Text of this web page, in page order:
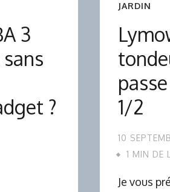
3
?
JARDIN
1/2
10
1 MIN DE
Je vous